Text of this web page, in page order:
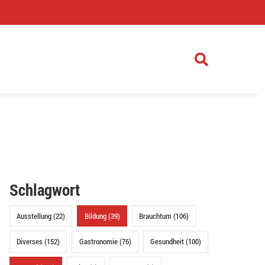
Schlagwort
Ausstellung (22) Bildung (39) Brauchtum (106)
Diverses (152) Gastronomie (76) Gesundheit (100)